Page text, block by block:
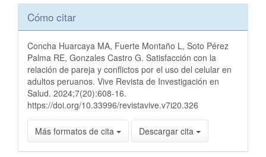
Detalles
del
artículo
Cómo citar
Concha Huarcaya MA, Fuerte Montaño L, Soto Pérez
Palma RE, Gonzales Castro G. Satisfacción con la
relación de pareja y conflictos por el uso del celular en
adultos peruanos. Vive Revista de Investigación en
Salud. 2024;7(20):608-16.
https://doi.org/10.33996/revistavive.v7i20.326
Más formatos de cita Descargar cita